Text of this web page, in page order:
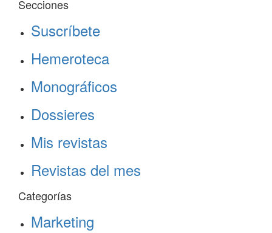
Secciones
Suscríbete
Hemeroteca
Monográficos
Dossieres
Mis revistas
Revistas del mes
Categorías
Marketing